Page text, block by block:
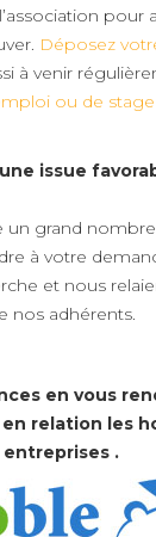
pour
Déposez
à venir
ou de stage
issue
un grand
à votre
et nous
nos adhérents.
en vous
relation les
entreprises .